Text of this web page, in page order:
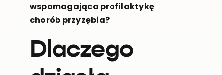
wspomagająca profilaktykę
chorób przyzębia?
Dlaczego